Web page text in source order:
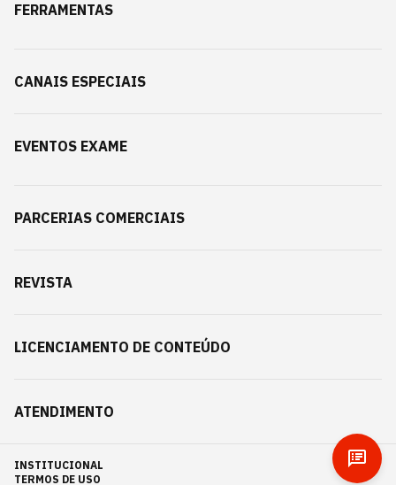
FERRAMENTAS
CANAIS ESPECIAIS
EVENTOS EXAME
PARCERIAS COMERCIAIS
REVISTA
LICENCIAMENTO DE CONTEÚDO
ATENDIMENTO
INSTITUCIONAL
TERMOS DE USO